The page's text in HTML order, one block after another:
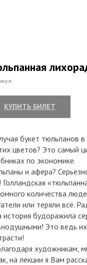
КУПИТЬ БИЛЕТ
букет тюльпанов
цветов? Это самый
по экономике.
и афера?
количества
или теряли всё.
история будоражила
Это ведь
художникам,
на лекции я Вам